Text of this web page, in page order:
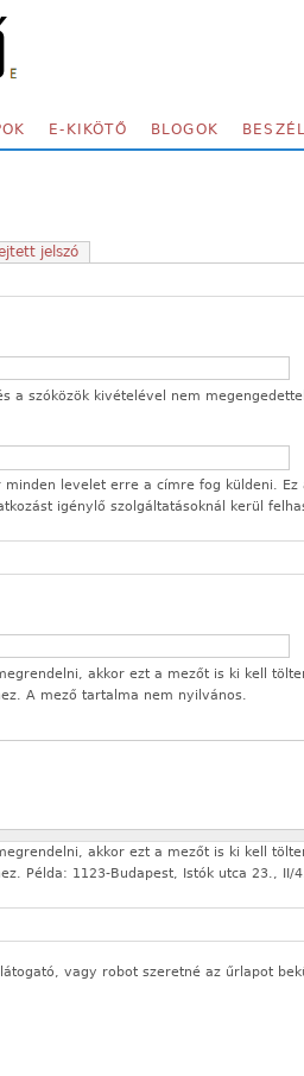
E-KIKÖTŐ BLOGOK
jelszó
a szóközök kivételével nem
minden levelet erre a címre fog küldeni.
igénylő szolgáltatásoknál kerül
akkor ezt a mezőt is ki kell
A mező tartalma nem nyilvános.
akkor ezt a mezőt is ki kell
Példa: 1123-Budapest, Istók utca 23.,
vagy robot szeretné az űrlapot